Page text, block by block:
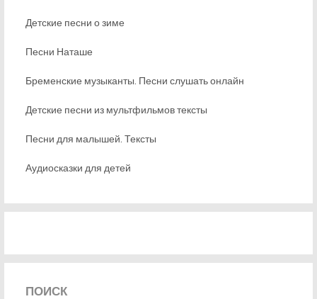
Детские песни о зиме
Песни Наташе
Бременские музыканты. Песни слушать онлайн
Детские песни из мультфильмов тексты
Песни для малышей. Тексты
Аудиосказки для детей
ПОИСК